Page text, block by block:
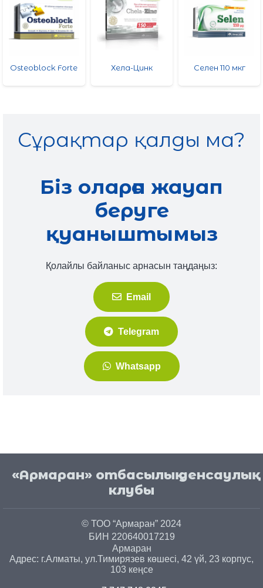
Osteoblock Forte Хела-Цинк Селен 110 мкг
Сұрақтар қалды ма?
Біз оларға жауап
беруге
қуаныштымыз
Қолайлы байланыс арнасын таңдаңыз:
Email
Telegram
Whatsapp
«Армаран» отбасылық денсаулық
клубы
© ТОО “Армаран” 2024
БИН 220640017219
Армаран
Адрес: г.Алматы, ул.Тимирязев көшесі, 42 үй, 23 корпус,
103 кеңсе